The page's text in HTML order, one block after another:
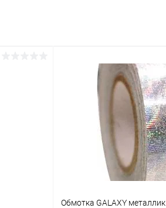
Обмотка GALAXY металлик